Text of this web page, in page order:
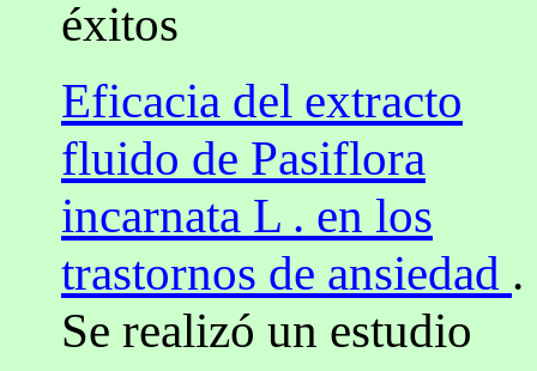
éxitos
Eficacia del extracto
fluido de Pasiflora
incarnata L . en los
trastornos de ansiedad .
Se realizó un estudio